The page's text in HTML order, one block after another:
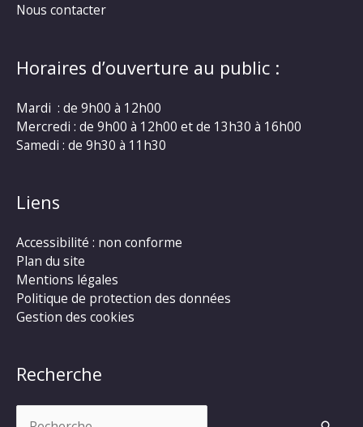
Nous contacter
Horaires d’ouverture au public :
Mardi : de 9h00 à 12h00
Mercredi : de 9h00 à 12h00 et de 13h30 à 16h00
Samedi : de 9h30 à 11h30
Liens
Accessibilité : non conforme
Plan du site
Mentions légales
Politique de protection des données
Gestion des cookies
Recherche